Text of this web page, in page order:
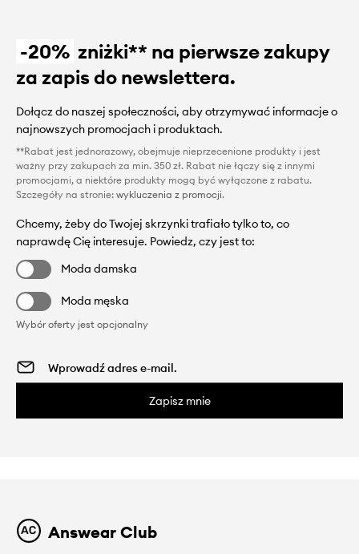
-20% zniżki** na pierwsze zakupy
za zapis do newslettera.
Dołącz do naszej społeczności, aby otrzymywać informacje o
najnowszych promocjach i produktach.
**Rabat jest jednorazowy, obejmuje nieprzecenione produkty i jest
ważny przy zakupach za min. 350 zł. Rabat nie łączy się z innymi
promocjami, a niektóre produkty mogą być wyłączone z rabatu.
Szczegóły na stronie: wykluczenia z promocji.
Chcemy, żeby do Twojej skrzynki trafiało tylko to, co
naprawdę Cię interesuje. Powiedz, czy jest to:
Moda damska
Moda męska
Wybór oferty jest opcjonalny
Zapisz mnie
Answear Club